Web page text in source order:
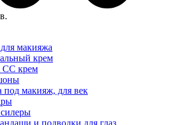
макияжа
крем
крем
под макияж, для век
и подводки для глаз